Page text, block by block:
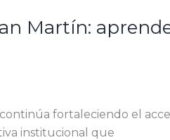
Martín:
fortaleciendo el
institucional que